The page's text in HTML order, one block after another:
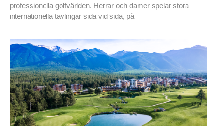
professionella golfvärlden. Herrar och damer spelar stora
internationella tävlingar sida vid sida, på